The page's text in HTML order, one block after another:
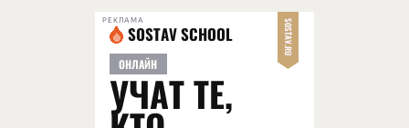
РЕКЛАМА